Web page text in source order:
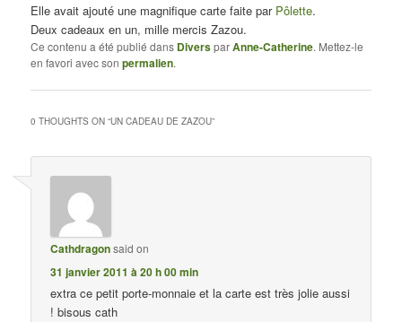
Elle avait ajouté une magnifique carte faite par Pôlette.
Deux cadeaux en un, mille mercis Zazou.
Ce contenu a été publié dans DiversparAnne-Catherine. Mettez-le
en favori avec sonpermalien.
0 THOUGHTS ON “UN CADEAU DE ZAZOU”
Cathdragonsaid on
31 janvier 2011 à 20 h 00 min
extra ce petit porte-monnaie et la carte est très jolie aussi
! bisous cath